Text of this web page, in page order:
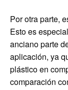
Por otra parte,
Esto es
anciano parte
aplicación, ya
plástico en
comparación